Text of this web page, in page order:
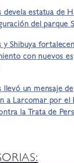
devela estatua de
del parque
y Shibuya
con nuevos
llevó un mensaje de
a Larcomar por el
la Trata de